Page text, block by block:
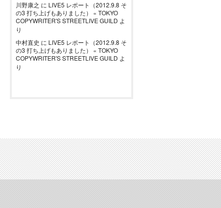
川野康之 に LIVE5 レポート（2012.9.8 そ
の3 打ち上げもありました） « TOKYO
COPYWRITER'S STREETLIVE GUILD よ
り
中村直史 に LIVE5 レポート（2012.9.8 そ
の3 打ち上げもありました） « TOKYO
COPYWRITER'S STREETLIVE GUILD よ
り